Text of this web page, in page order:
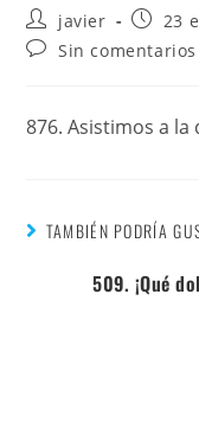
javier 23
Sin comentarios
876. Asistimos a
TAMBIÉN PODRÍA
509. ¡Qué